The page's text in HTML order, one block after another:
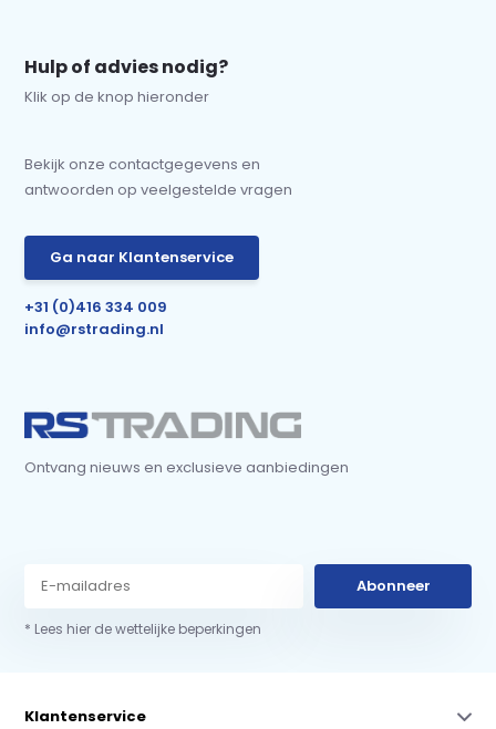
Hulp of advies nodig?
Klik op de knop hieronder
Bekijk onze contactgegevens en
antwoorden op veelgestelde vragen
Ga naar Klantenservice
+31 (0)416 334 009
info@rstrading.nl
Ontvang nieuws en exclusieve aanbiedingen
Abonneer
* Lees hier de wettelijke beperkingen
Klantenservice